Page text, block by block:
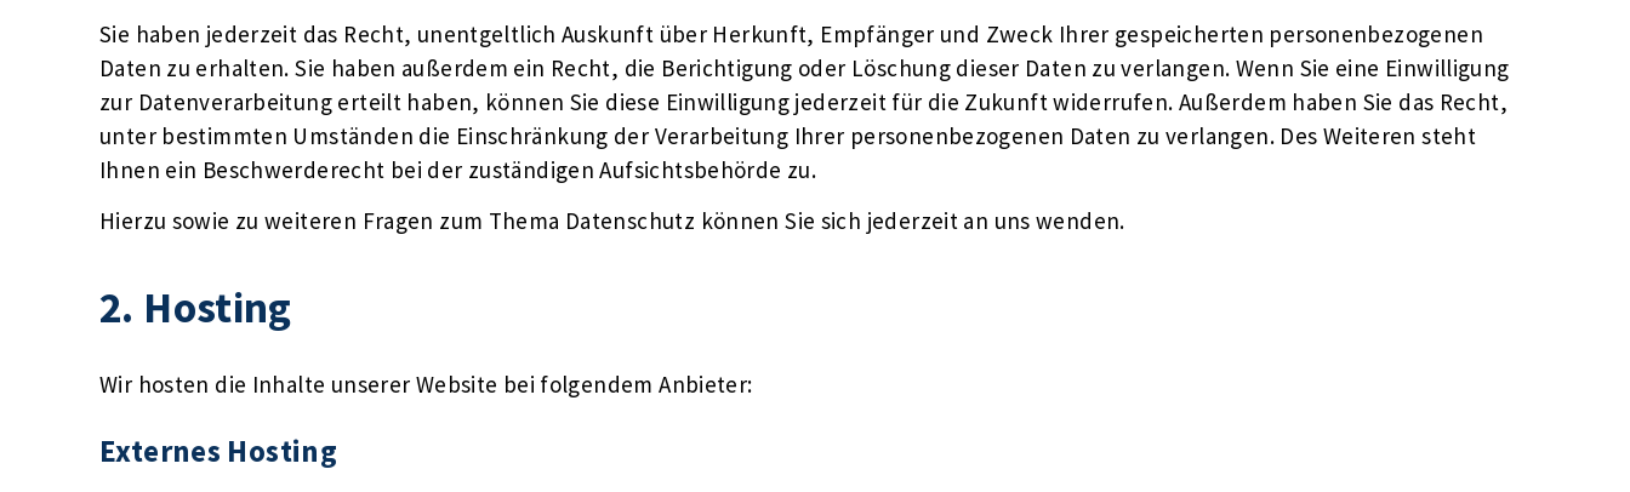
Sie haben jederzeit das Recht, unentgeltlich Auskunft über Herkunft, Empfänger und Zweck Ihrer gespeicherten personenbezogenen
Daten zu erhalten. Sie haben außerdem ein Recht, die Berichtigung oder Löschung dieser Daten zu verlangen. Wenn Sie eine Einwilligung
zur Datenverarbeitung erteilt haben, können Sie diese Einwilligung jederzeit für die Zukunft widerrufen. Außerdem haben Sie das Recht,
unter bestimmten Umständen die Einschränkung der Verarbeitung Ihrer personenbezogenen Daten zu verlangen. Des Weiteren steht
Ihnen ein Beschwerderecht bei der zuständigen Aufsichtsbehörde zu.
Hierzu sowie zu weiteren Fragen zum Thema Datenschutz können Sie sich jederzeit an uns wenden.
2. Hosting
Wir hosten die Inhalte unserer Website bei folgendem Anbieter:
Externes Hosting